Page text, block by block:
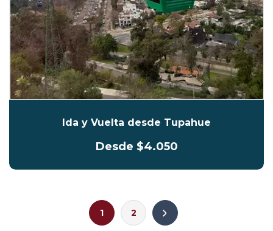
Ida y Vuelta desde Tupahue
Desde $4.050
1 2